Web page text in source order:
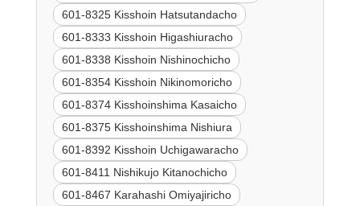
601-8325 Kisshoin Hatsutandacho
601-8333 Kisshoin Higashiuracho
601-8338 Kisshoin Nishinochicho
601-8354 Kisshoin Nikinomoricho
601-8374 Kisshoinshima Kasaicho
601-8375 Kisshoinshima Nishiura
601-8392 Kisshoin Uchigawaracho
601-8411 Nishikujo Kitanochicho
601-8467 Karahashi Omiyajiricho